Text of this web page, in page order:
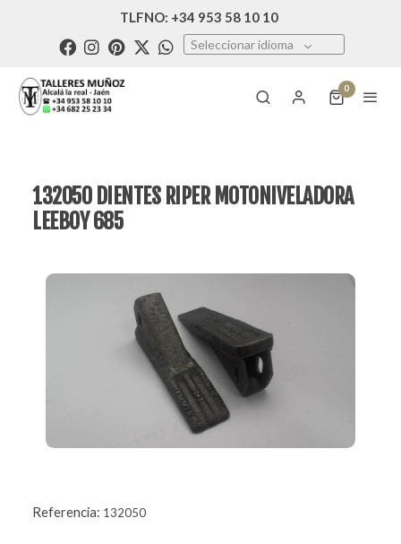
TLFNO: +34 953 58 10 10
Seleccionar idioma
0
132050 DIENTES RIPER MOTONIVELADORA
LEEBOY 685
Referencia: 132050